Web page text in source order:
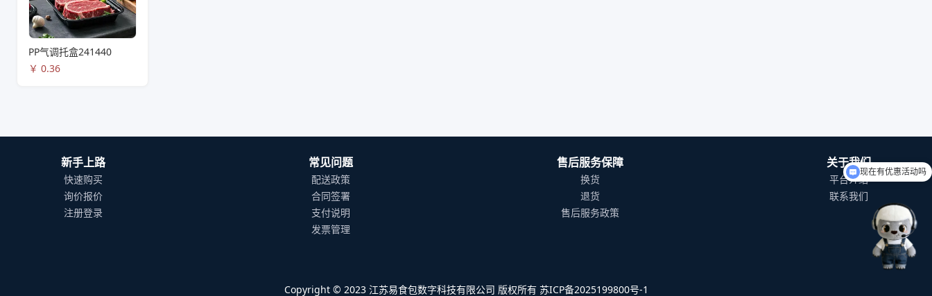
PP气调托盒241440
￥ 0.36
新手上路
快速购买
询价报价
注册登录
常见问题
配送政策
合同签署
支付说明
发票管理
售后服务保障
换货
退货
售后服务政策
关于我们
平台介绍
联系我们
Copyright © 2023 江苏易食包数字科技有限公司 版权所有 苏ICP备2025199800号-1
如何入驻平台？